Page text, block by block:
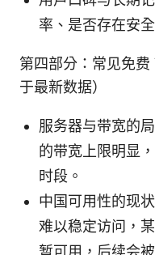
率、是否存在安
第四部分：常见免
于最新数据）
服务器与带宽的
的带宽上限明显
时段。
中国可用性的现
难以稳定访问，
暂可用，后续会